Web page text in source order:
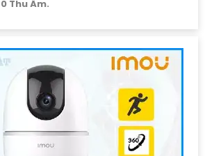
Thu Âm.